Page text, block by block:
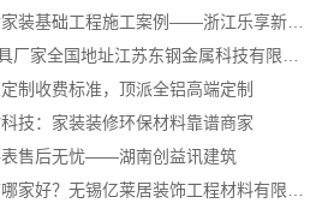
优秀家庭装潢家装基础工程施工案例——浙江乐享新材料
制收费标准，顶派全铝高端定制
技：家装装修环保材料靠谱商家
表售后无忧——湖南创益讯建筑